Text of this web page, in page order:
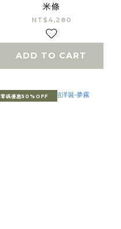
米條
NT$4,280
ADD TO CART
零碼優惠50%OFF